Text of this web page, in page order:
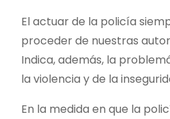
El actuar de la policía
proceder de nuestras
Indica, además, la
la violencia y de la
En la medida en que la